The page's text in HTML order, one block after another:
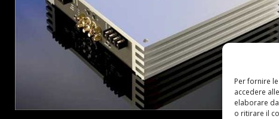
Per fornire
accedere
elaborare
o ritirare il